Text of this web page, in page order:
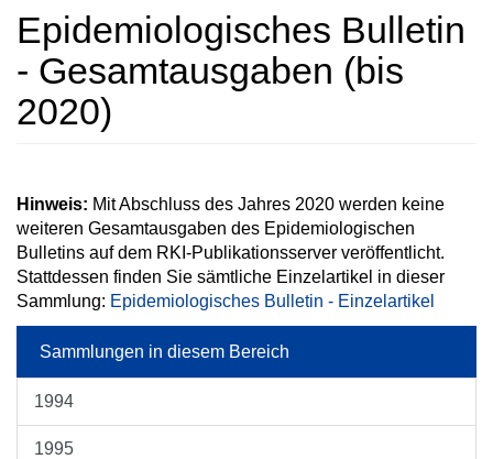
Epidemiologisches Bulletin
- Gesamtausgaben (bis
2020)
Hinweis: Mit Abschluss des Jahres 2020 werden keine
weiteren Gesamtausgaben des Epidemiologischen
Bulletins auf dem RKI-Publikationsserver veröffentlicht.
Stattdessen finden Sie sämtliche Einzelartikel in dieser
Sammlung: Epidemiologisches Bulletin - Einzelartikel
Sammlungen in diesem Bereich
1994
1995